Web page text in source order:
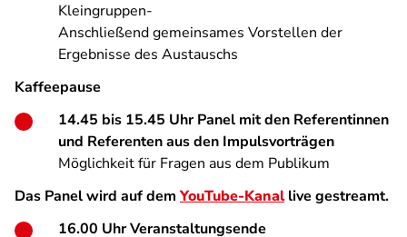
Kleingruppen-
Anschließend gemeinsames Vorstellen der
Ergebnisse des Austauschs
Kaffeepause
14.45 bis 15.45 Uhr Panel mit den Referentinnen
und Referenten aus den Impulsvorträgen
Möglichkeit für Fragen aus dem Publikum
Das Panel wird auf demYouTube-Kanallive gestreamt.
16.00 Uhr Veranstaltungsende